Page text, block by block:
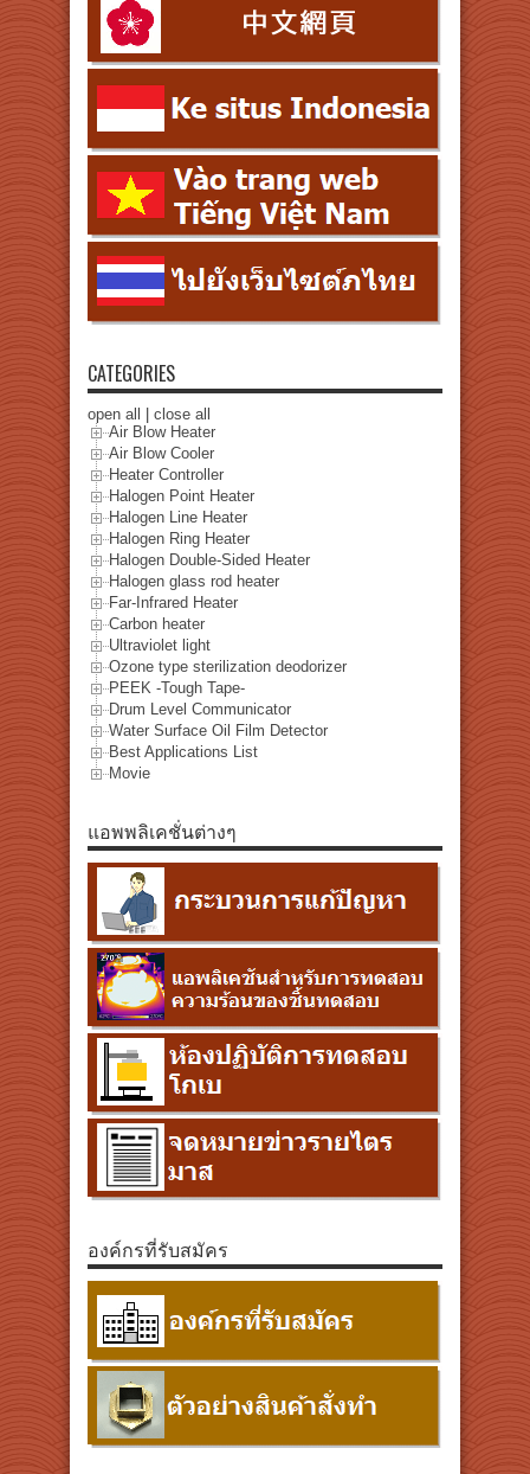
CATEGORIES
open all | close all
Air Blow Heater
Air Blow Cooler
Heater Controller
Halogen Point Heater
Halogen Line Heater
Halogen Ring Heater
Halogen Double-Sided Heater
Halogen glass rod heater
Far-Infrared Heater
Carbon heater
Ultraviolet light
Ozone type sterilization deodorizer
PEEK -Tough Tape-
Drum Level Communicator
Water Surface Oil Film Detector
Best Applications List
Movie
แอพพลิเคชั่นต่างๆ
องค์กรที่รับสมัคร